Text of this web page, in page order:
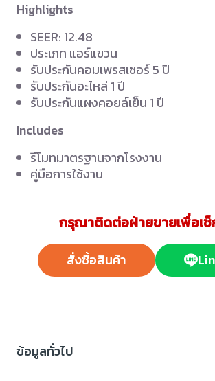
Highlights
SEER: 12.48
ประเภท แอร์แขวน
รับประกันคอมเพรสเซอร์ 5 ปี
รับประกันอะไหล่ 1 ปี
รับประกันแผงคอยล์เย็น 1 ปี
Includes
รีโมทมาตรฐานจากโรงงาน
คู่มือการใช้งาน
กรุณาติดต่อฝ่ายขายเพื่อเช็
สั่งซื้อสินค้า
ข้อมูลทั่วไป